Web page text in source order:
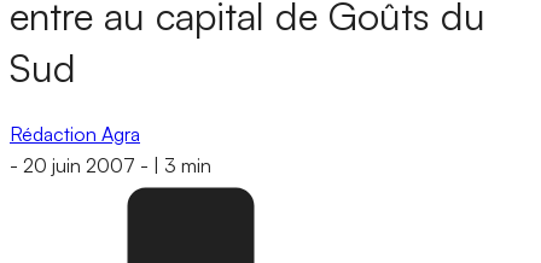
entre au capital de Goûts du
Sud
Rédaction Agra
- 20 juin 2007 - 3 min